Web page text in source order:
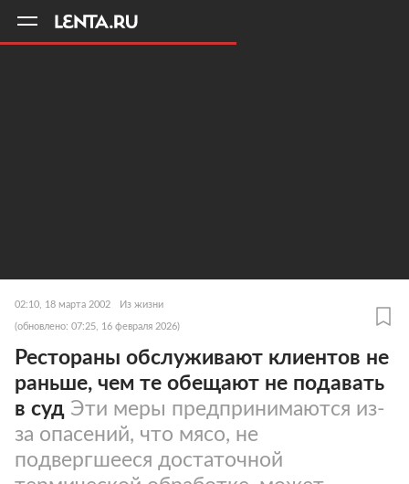
02:10, 18 марта 2002 Из жизни
(обновлено: 07:25, 16 февраля 2026)
Рестораны обслуживают клиентов не
раньше, чем те обещают не подавать
в суд Эти меры предпринимаются из-
за опасений, что мясо, не
подвергшееся достаточной